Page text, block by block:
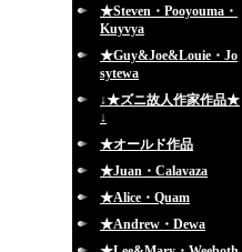
★Steven・Pooyouma・
Kuyvya
★Guy&Joe&Louie・Jo
sytewa
↓★ズニ故人作家作品★
↓
★オールド作品
★Juan・Calavaza
★Alice・Quam
★Andrew・Dewa